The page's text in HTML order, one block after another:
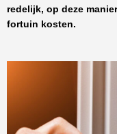
redelijk, op deze
fortuin kosten.